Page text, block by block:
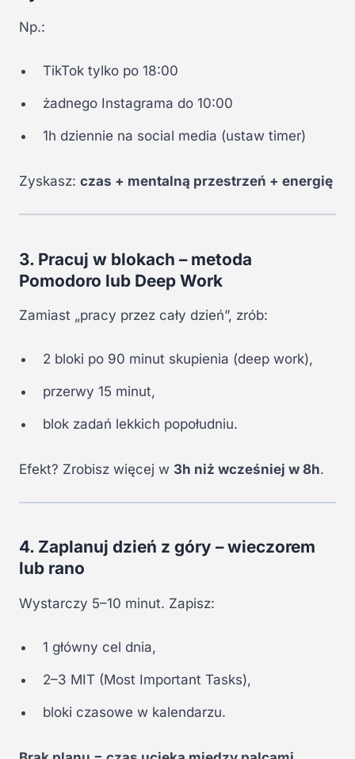
Np.:
TikTok tylko po 18:00
żadnego Instagrama do 10:00
1h dziennie na social media (ustaw timer)
Zyskasz: czas + mentalną przestrzeń + energię
3. Pracuj w blokach – metoda
Pomodoro lub Deep Work
Zamiast „pracy przez cały dzień”, zrób:
2 bloki po 90 minut skupienia (deep work),
przerwy 15 minut,
blok zadań lekkich popołudniu.
Efekt? Zrobisz więcej w 3h niż wcześniej w 8h.
4. Zaplanuj dzień z góry – wieczorem
lub rano
Wystarczy 5–10 minut. Zapisz:
1 główny cel dnia,
2–3 MIT (Most Important Tasks),
bloki czasowe w kalendarzu.